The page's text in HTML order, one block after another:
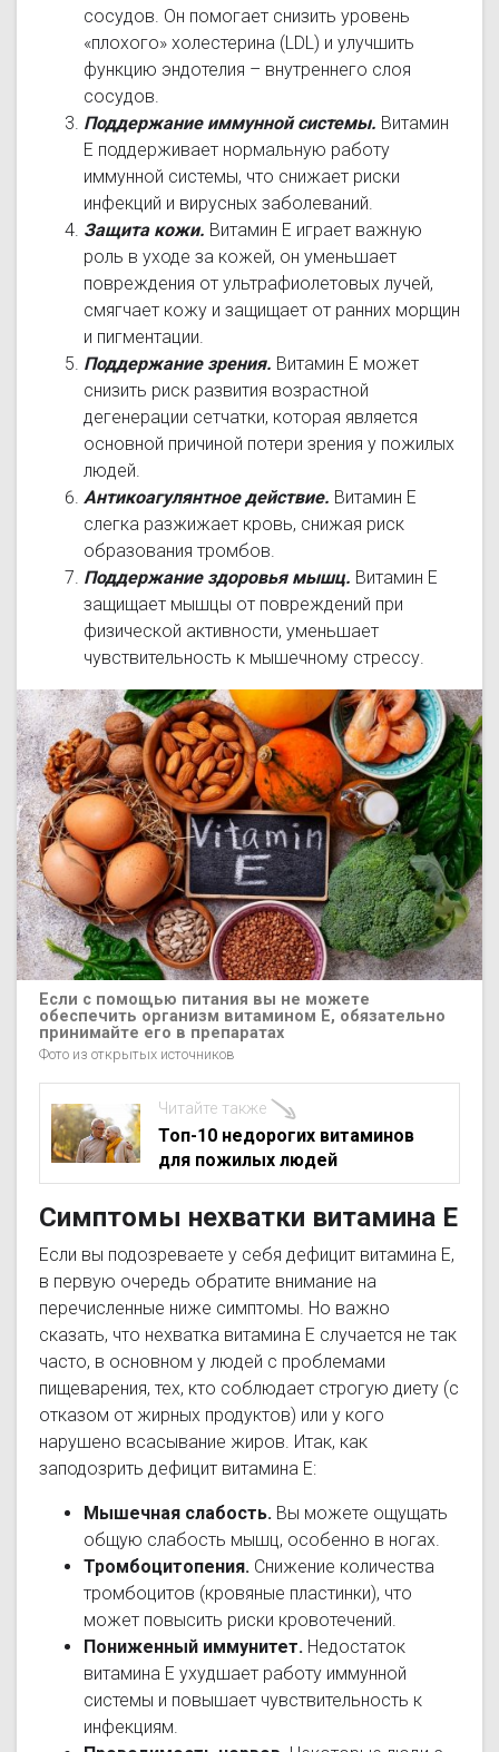
сосудов. Он помогает снизить уровень
«плохого» холестерина (LDL) и улучшить
функцию эндотелия – внутреннего слоя
сосудов.
Поддержание иммунной системы. Витамин
Е поддерживает нормальную работу
иммунной системы, что снижает риски
инфекций и вирусных заболеваний.
Защита кожи. Витамин Е играет важную
роль в уходе за кожей, он уменьшает
повреждения от ультрафиолетовых лучей,
смягчает кожу и защищает от ранних морщин
и пигментации.
Поддержание зрения. Витамин Е может
снизить риск развития возрастной
дегенерации сетчатки, которая является
основной причиной потери зрения у пожилых
людей.
Антикоагулянтное действие. Витамин Е
слегка разжижает кровь, снижая риск
образования тромбов.
Поддержание здоровья мышц. Витамин Е
защищает мышцы от повреждений при
физической активности, уменьшает
чувствительность к мышечному стрессу.
Если с помощью питания вы не можете
обеспечить организм витамином Е, обязательно
принимайте его в препаратах
Фото из открытых источников
Читайте также
Топ-10 недорогих витаминов
для пожилых людей
Симптомы нехватки витамина Е
Если вы подозреваете у себя дефицит витамина Е,
в первую очередь обратите внимание на
перечисленные ниже симптомы. Но важно
сказать, что нехватка витамина Е случается не так
часто, в основном у людей с проблемами
пищеварения, тех, кто соблюдает строгую диету (с
отказом от жирных продуктов) или у кого
нарушено всасывание жиров. Итак, как
заподозрить дефицит витамина Е:
Мышечная слабость. Вы можете ощущать
общую слабость мышц, особенно в ногах.
Тромбоцитопения. Снижение количества
тромбоцитов (кровяные пластинки), что
может повысить риски кровотечений.
Пониженный иммунитет. Недостаток
витамина Е ухудшает работу иммунной
системы и повышает чувствительность к
инфекциям.